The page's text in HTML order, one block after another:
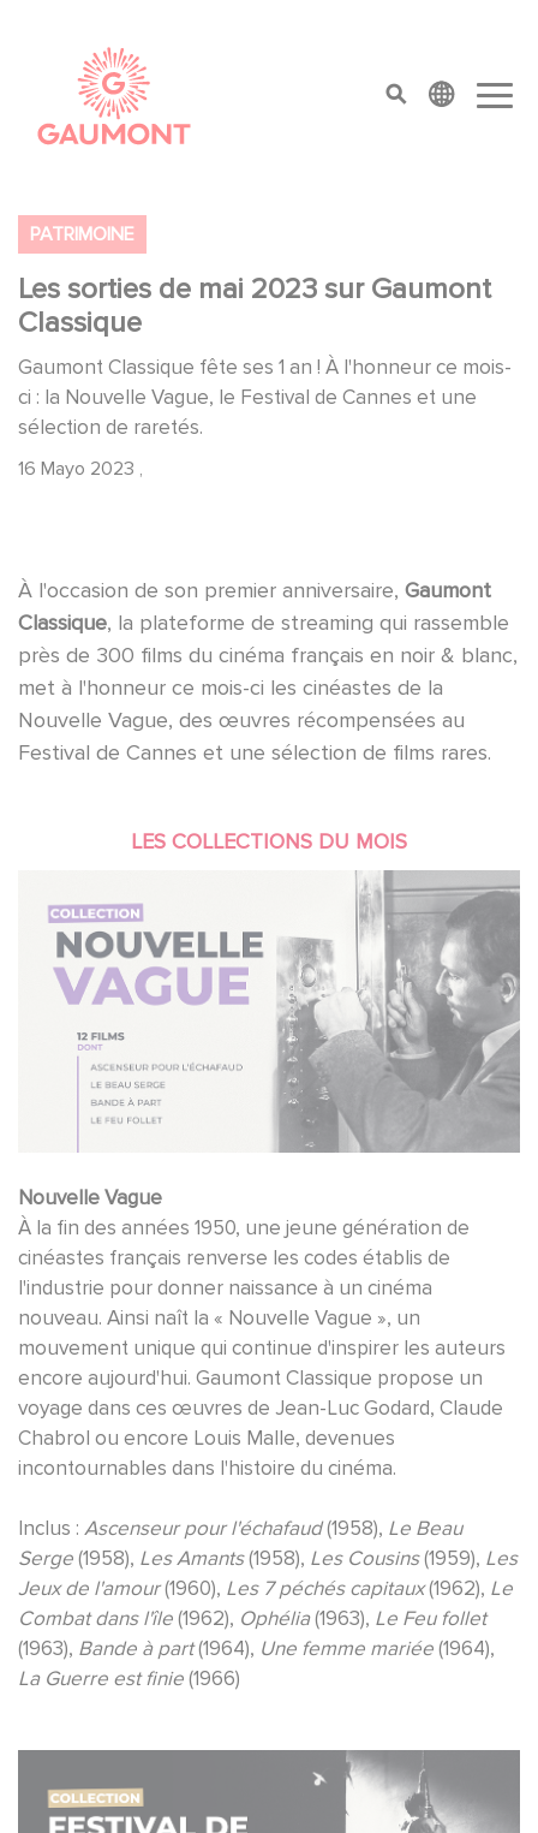
top menu
PATRIMOINE
Les sorties de mai 2023 sur Gaumont
Classique
Gaumont Classique fête ses 1 an ! À l'honneur ce mois-
ci : la Nouvelle Vague, le Festival de Cannes et une
sélection de raretés.
16 Mayo 2023 ,
À l'occasion de son premier anniversaire, Gaumont
Classique, la plateforme de streaming qui rassemble
près de 300 films du cinéma français en noir & blanc,
met à l'honneur ce mois-ci les cinéastes de la
Nouvelle Vague, des œuvres récompensées au
Festival de Cannes et une sélection de films rares.
LES COLLECTIONS DU MOIS
Nouvelle Vague
À la fin des années 1950, une jeune génération de
cinéastes français renverse les codes établis de
l'industrie pour donner naissance à un cinéma
nouveau. Ainsi naît la « Nouvelle Vague », un
mouvement unique qui continue d'inspirer les auteurs
encore aujourd'hui. Gaumont Classique propose un
voyage dans ces œuvres de Jean-Luc Godard, Claude
Chabrol ou encore Louis Malle, devenues
incontournables dans l'histoire du cinéma.
Inclus : Ascenseur pour l'échafaud(1958), Le Beau
Serge(1958), Les Amants(1958), Les Cousins(1959), Les
Jeux de l'amour(1960), Les 7 péchés capitaux(1962), Le
Combat dans l'île(1962), Ophélia(1963), Le Feu follet
(1963), Bande à part(1964), Une femme mariée(1964),
La Guerre est finie(1966)